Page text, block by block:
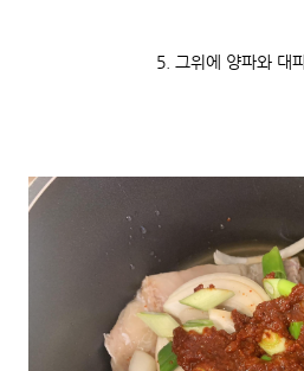
5. 그위에 양파와 대